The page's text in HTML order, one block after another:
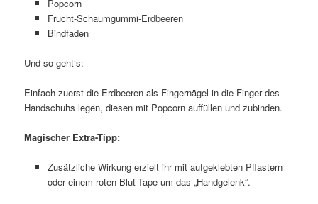
Popcorn
Frucht-Schaumgummi-Erdbeeren
Bindfaden
Und so geht’s:
Einfach zuerst die Erdbeeren als Fingernägel in die Finger des
Handschuhs legen, diesen mit Popcorn auffüllen und zubinden.
Magischer Extra-Tipp:
Zusätzliche Wirkung erzielt ihr mit aufgeklebten Pflastern
oder einem roten Blut-Tape um das „Handgelenk“.